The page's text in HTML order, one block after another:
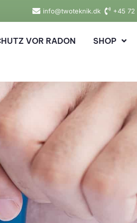
info@twoteknik.dk +45 72
VOR RADON SHOP